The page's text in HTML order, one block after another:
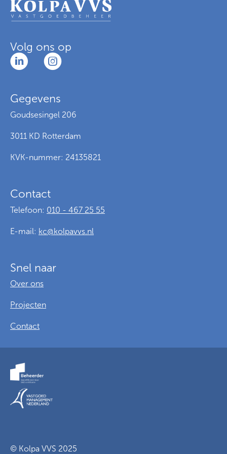
Volg ons op
Gegevens
Goudsesingel 206
3011 KD Rotterdam
KVK-nummer: 24135821
Contact
Telefoon: 010 - 467 25 55
E-mail: kc@kolpavvs.nl
Snel naar
Over ons
Projecten
Contact
© Kolpa VVS 2025
Voorwaarden
Privacy
Cookies